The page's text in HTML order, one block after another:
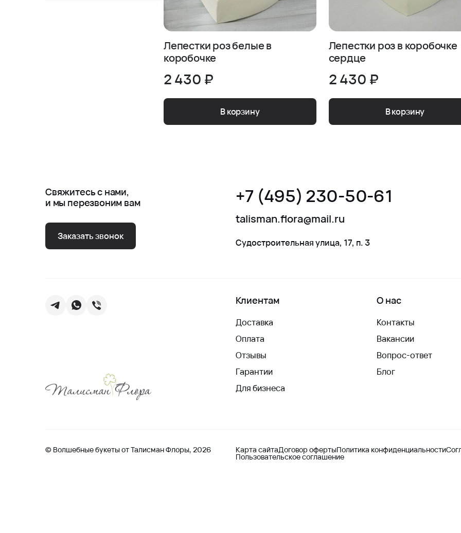
Лепестки роз белые в
коробочке
2 430 ₽
В корзину
Лепестки роз в коробочке
сердце
2 430 ₽
В корзину
Свяжитесь с нами,
и мы перезвоним вам
Заказать звонок
+7 (495) 230-50-61
talisman.flora@mail.ru
Судостроительная улица, 17, п. 3
Клиентам
Доставка
Оплата
Отзывы
Гарантии
Для бизнеса
О нас
Контакты
Вакансии
Вопрос-ответ
Блог
© Волшебные букеты от Талисман Флоры, 2026 Карта сайтаДоговор офертыПолитика конфиденциальности
Пользовательское соглашение